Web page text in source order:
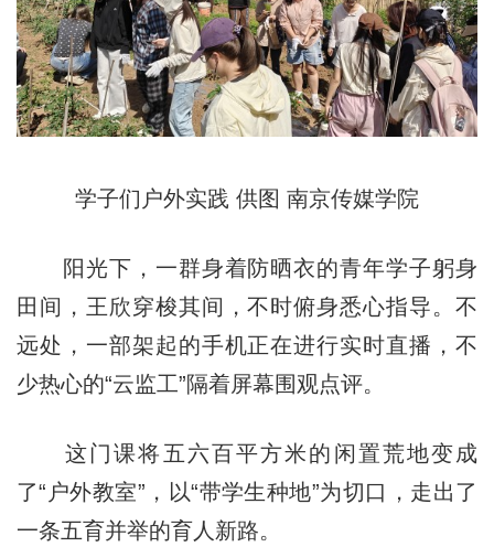
学子们户外实践 供图 南京传媒学院
阳光下，一群身着防晒衣的青年学子躬身
田间，王欣穿梭其间，不时俯身悉心指导。不
远处，一部架起的手机正在进行实时直播，不
少热心的“云监工”隔着屏幕围观点评。
这门课将五六百平方米的闲置荒地变成
了“户外教室”，以“带学生种地”为切口，走出了
一条五育并举的育人新路。